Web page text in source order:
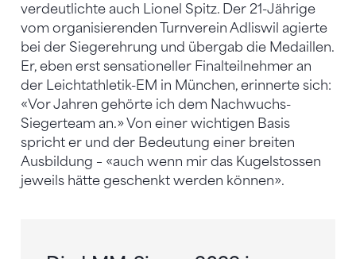
verdeutlichte auch Lionel Spitz. Der 21-Jährige
vom organisierenden Turnverein Adliswil agierte
bei der Siegerehrung und übergab die Medaillen.
Er, eben erst sensationeller Finalteilnehmer an
der Leichtathletik-EM in München, erinnerte sich:
«Vor Jahren gehörte ich dem Nachwuchs-
Siegerteam an.» Von einer wichtigen Basis
spricht er und der Bedeutung einer breiten
Ausbildung – «auch wenn mir das Kugelstossen
jeweils hätte geschenkt werden können».